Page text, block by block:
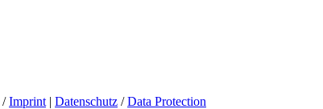
/Imprint | Datenschutz /Data Protection